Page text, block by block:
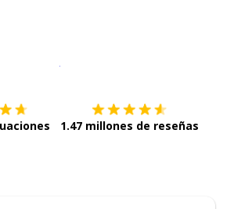
1.47 millones de reseñas